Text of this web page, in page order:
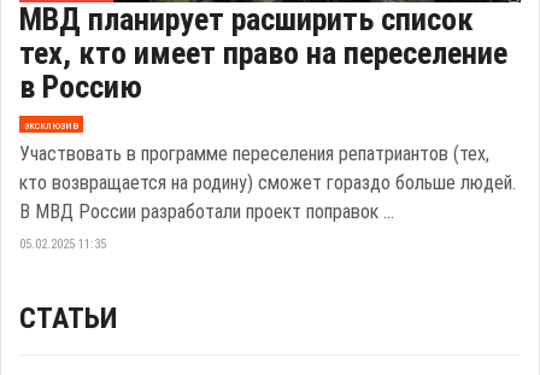
МВД планирует расширить список
тех, кто имеет право на переселение
в Россию
эксклюзив
Участвовать в программе переселения репатриантов (тех,
кто возвращается на родину) сможет гораздо больше людей.
В МВД России разработали проект поправок ...
05.02.2025 11:35
СТАТЬИ